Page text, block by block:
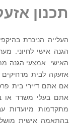
תכנון
העלייה הניכרת
הגנה אישי לחיוני.
האישי. אמצעי הגנה
אזעקה לבית
אם אתם דיירי בית
אתם בעלי משרד או
מתקדמות מיועדות